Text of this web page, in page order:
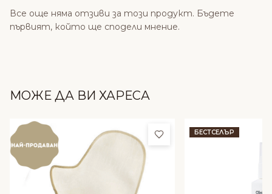
Все още няма отзиви за този продукт. Бъдете
първият, който ще сподели мнение.
МОЖЕ ДА ВИ ХАРЕСА
Добави в любими
БЕСТСЕЛЪР